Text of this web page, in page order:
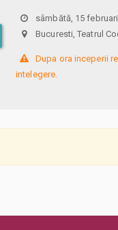
sâmbătă, 15
Bucuresti, Teatrul
Dupa ora inceperii
intelegere.